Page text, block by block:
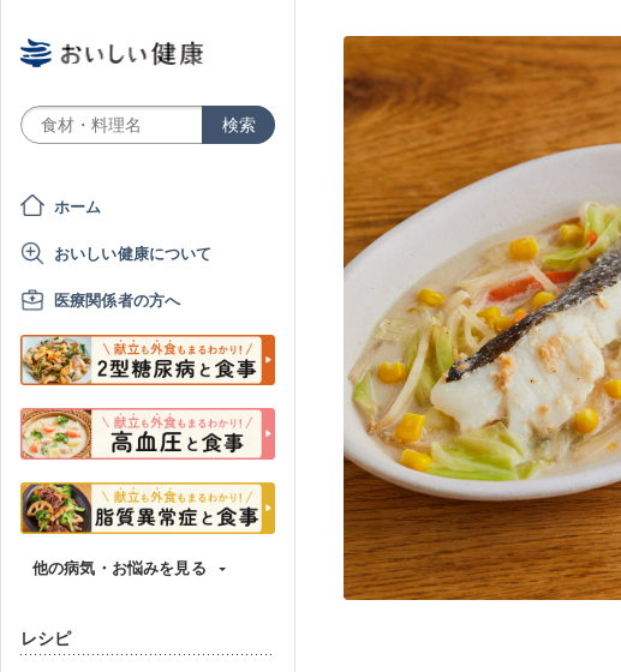
ホーム
おいしい健康について
医療関係者の方へ
他の病気・お悩みを見る
レシピ